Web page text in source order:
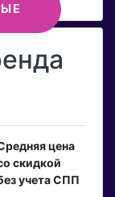
цена
скидкой
учета СПП